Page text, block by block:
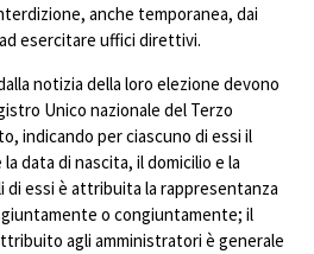
anche temporanea, dai
esercitare uffici direttivi.
notizia della loro elezione devono
Unico nazionale del Terzo
indicando per ciascuno di essi il
data di nascita, il domicilio e la
di essi è attribuita la rappresentanza
o congiuntamente; il
agli amministratori è generale